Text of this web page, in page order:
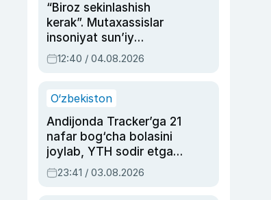
“Biroz sekinlashish
kerak”. Mutaxassislar
insoniyat sun’iy
intellektni boshqara
olmay qolishidan xavotir
12:40 / 04.08.2026
O‘zbekiston
Andijonda Tracker’ga 21
nafar bog‘cha bolasini
joylab, YTH sodir etgan
ayolga sud hukmi o‘qildi
23:41 / 03.08.2026